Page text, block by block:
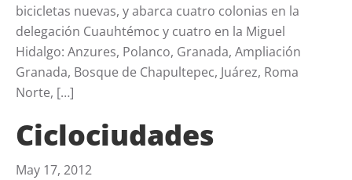
bicicletas nuevas, y abarca cuatro colonias en la
delegación Cuauhtémoc y cuatro en la Miguel
Hidalgo: Anzures, Polanco, Granada, Ampliación
Granada, Bosque de Chapultepec, Juárez, Roma
Norte, […]
Ciclociudades
May 17, 2012